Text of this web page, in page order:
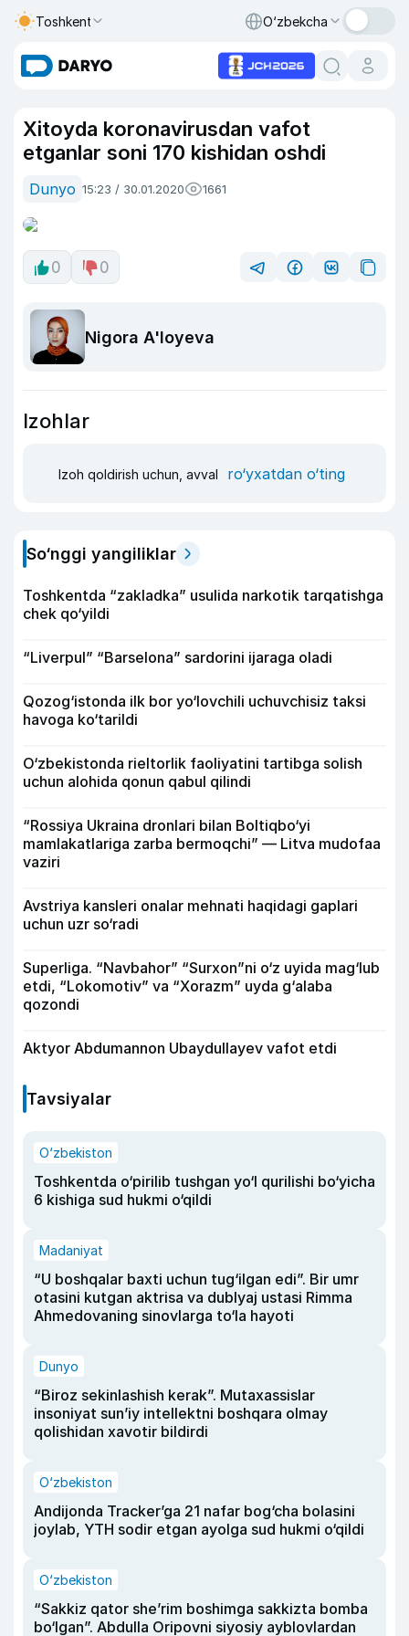
Toshkent O‘zbekcha
Xitoyda koronavirusdan vafot
etganlar soni 170 kishidan oshdi
Dunyo 15:23 / 30.01.2020 1661
0 0
Nigora A'loyeva
Izohlar
Izoh qoldirish uchun, avval ro‘yxatdan o‘ting
So‘nggi yangiliklar
Toshkentda “zakladka” usulida narkotik tarqatishga
chek qo‘yildi
“Liverpul” “Barselona” sardorini ijaraga oladi
Qozog‘istonda ilk bor yo‘lovchili uchuvchisiz taksi
havoga ko‘tarildi
O‘zbekistonda rieltorlik faoliyatini tartibga solish
uchun alohida qonun qabul qilindi
“Rossiya Ukraina dronlari bilan Boltiqbo‘yi
mamlakatlariga zarba bermoqchi” — Litva mudofaa
vaziri
Avstriya kansleri onalar mehnati haqidagi gaplari
uchun uzr so‘radi
Superliga. “Navbahor” “Surxon”ni o‘z uyida mag‘lub
etdi, “Lokomotiv” va “Xorazm” uyda g‘alaba
qozondi
Aktyor Abdu­mannon Ubaydullayev vafot etdi
Tavsiyalar
O‘zbekiston
Toshkentda o‘pirilib tushgan yo‘l qurilishi bo‘yicha
6 kishiga sud hukmi o‘qildi
Madaniyat
“U boshqalar baxti uchun tug‘ilgan edi”. Bir umr
otasini kutgan aktrisa va dublyaj ustasi Rimma
Ahmedovaning sinovlarga to‘la hayoti
Dunyo
“Biroz sekinlashish kerak”. Mutaxassislar
insoniyat sun’iy intellektni boshqara olmay
qolishidan xavotir bildirdi
O‘zbekiston
Andijonda Tracker’ga 21 nafar bog‘cha bolasini
joylab, YTH sodir etgan ayolga sud hukmi o‘qildi
O‘zbekiston
“Sakkiz qator she’rim boshimga sakkizta bomba
bo‘lgan”. Abdulla Oripovni siyosiy ayblovlardan